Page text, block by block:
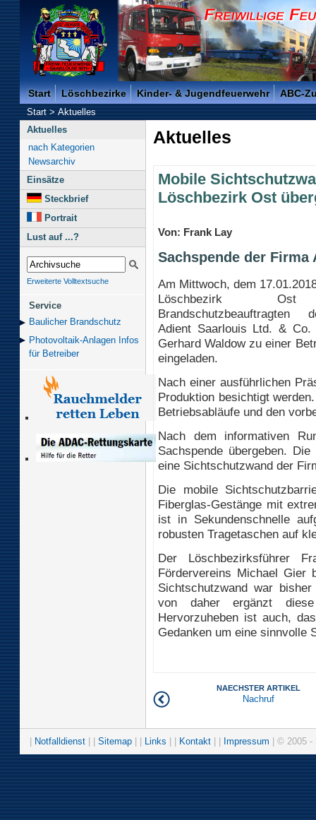
Freiwillige Feuerwehr der Kreisstadt Saarlouis -
Start Löschbezirke Kinder- & Jugendfeuerwehr ABC-
Start>Aktuelles
Aktuelles
nach Kategorien
Newsarchiv
Einsätze
Steckbrief
Portrait
Lust auf ...?
Erweiterte Volltextsuche
Service
Baulicher Brand­schutz
Photovoltaik-Anlagen Infos
für Betreiber
Aktuelles
Mobile
Löschbezirk Ost
Von: Frank Lay
Sachspende der Firma
Am Mittwoch, dem
Löschbezirk
Brandschutzbeauftragten
Adient Saarlouis Ltd. & Co.
Gerhard Waldow zu einer
eingeladen.
Nach einer ausführlichen
Produktion besichtigt
Betriebsabläufe und den
Nach dem informativen
Sachspende übergeben.
eine Sichtschutzwand der
Die mobile
Fiberglas-Gestänge mit
ist in Sekundenschnelle
robusten Tragetaschen auf
Der Löschbezirksführer
Fördervereins Michael Gier
Sichtschutzwand war
von daher ergänzt
Hervorzuheben ist auch,
Gedanken um eine sinnvolle
NAECHSTER ARTIKEL
Nachruf
Notfalldienst Sitemap Links Kontakt Impressum | © 2005 -